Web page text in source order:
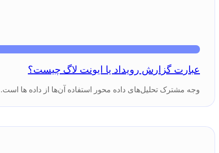
عبارت گزارش رویداد یا ایونت لاگ چیست؟
وجه مشترک تحلیل‌های داده محور استفاده آن‌ها از داده ها است.